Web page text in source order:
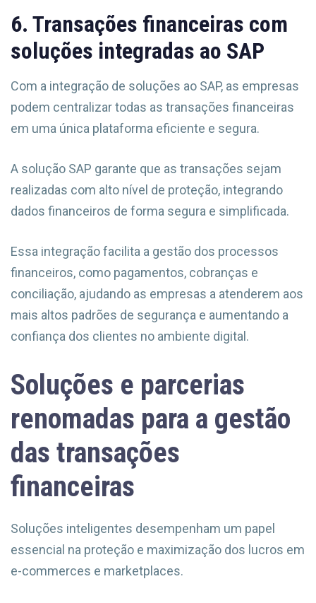
6. Transações financeiras com
soluções integradas ao SAP
Com a integração de soluções ao SAP, as empresas
podem centralizar todas as transações financeiras
em uma única plataforma eficiente e segura.
A solução SAP garante que as transações sejam
realizadas com alto nível de proteção, integrando
dados financeiros de forma segura e simplificada.
Essa integração facilita a gestão dos processos
financeiros, como pagamentos, cobranças e
conciliação, ajudando as empresas a atenderem aos
mais altos padrões de segurança e aumentando a
confiança dos clientes no ambiente digital.
Soluções e parcerias
renomadas para a gestão
das transações
financeiras
Soluções inteligentes desempenham um papel
essencial na proteção e maximização dos lucros em
e-commerces e marketplaces.